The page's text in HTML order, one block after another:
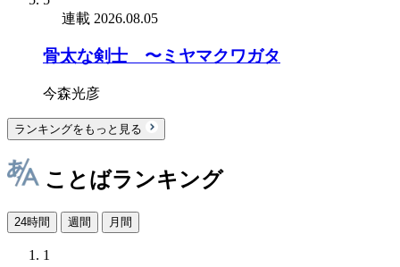
連載 2026.08.05
骨太な剣士 〜ミヤマクワガタ
今森光彦
ランキングをもっと見る
ことばランキング
24時間 週間 月間
1